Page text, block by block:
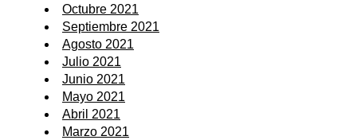
Octubre 2021
Septiembre 2021
Agosto 2021
Julio 2021
Junio 2021
Mayo 2021
Abril 2021
Marzo 2021